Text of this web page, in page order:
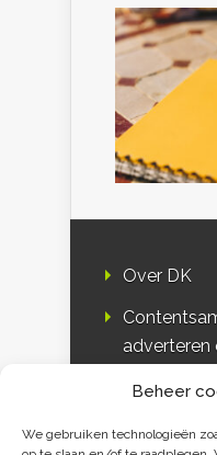
Beheer
We gebruiken technologieën
Over DK
adverteren